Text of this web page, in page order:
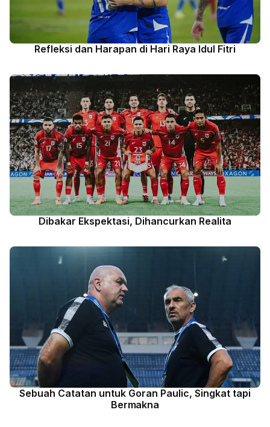
Refleksi dan Harapan di Hari Raya Idul Fitri
Dibakar Ekspektasi, Dihancurkan Realita
Sebuah Catatan untuk Goran Paulic, Singkat tapi
Bermakna